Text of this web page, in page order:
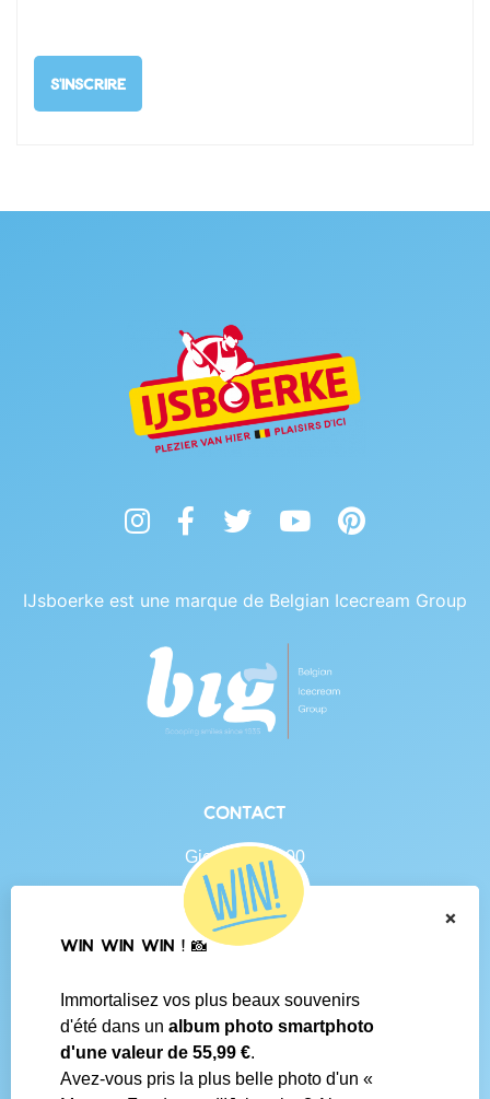
S'INSCRIRE
InstagramFacebookTwitter YouTubePinterest
IJsboerke est une marque de Belgian Icecream Group
Contact
Gierlebaan 100
B-2460 Tielen
BE 0438.625.684
Contact
Conditions générales
Questions fréquentes
Média social
×
WIN WIN WIN ! 📸
Immortalisez vos plus beaux souvenirs
d'été dans un album photo smartphoto
d'une valeur de 55,99 €.
Avez-vous pris la plus belle photo d'un «